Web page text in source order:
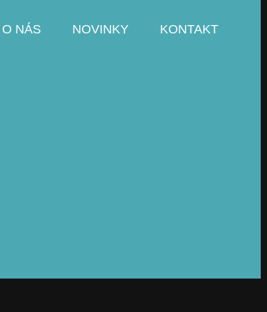
O NÁS NOVINKY KONTAKT